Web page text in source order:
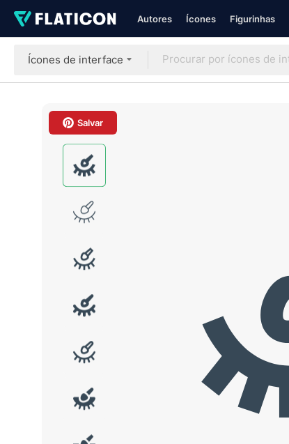
Autores Ícones Figurinhas
Ícones de interface
Salvar